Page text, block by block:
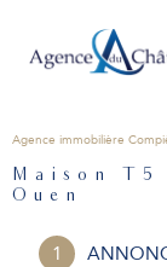
Agence immobilière
Maison
Ouen
1